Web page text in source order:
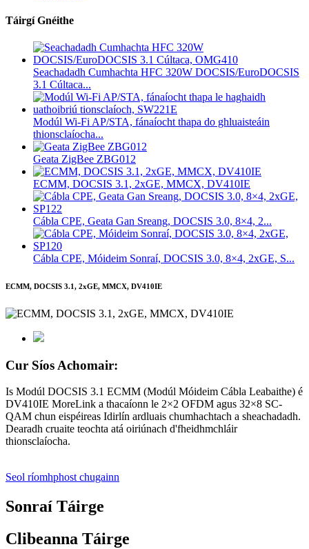
Táirgí Gnéithe
Seachadadh Cumhachta HFC 320W DOCSIS/EuroDOCSIS
3.1 Cúltaca...
Modúl Wi-Fi AP/STA, fánaíocht thapa do ghluaisteáin
thionsclaíocha...
Geata ZigBee ZBG012
ECMM, DOCSIS 3.1, 2xGE, MMCX, DV410IE
Cábla CPE, Geata Gan Sreang, DOCSIS 3.0, 8×4, 2...
Cábla CPE, Móideim Sonraí, DOCSIS 3.0, 8×4, 2xGE, S...
ECMM, DOCSIS 3.1, 2xGE, MMCX, DV410IE
Cur Síos Achomair:
Is Modúl DOCSIS 3.1 ECMM (Modúl Móideim Cábla Leabaithe) é
DV410IE MoreLink a thacaíonn le 2×2 OFDM agus 32×8 SC-
QAM chun eispéireas Idirlín ardluais chumhachtach a sheachadadh.
Dearadh cruaite teochta atá oiriúnach d'fheidhmchláir
thionsclaíocha.
Seol ríomhphost chugainn
Sonraí Táirge
Clibeanna Táirge